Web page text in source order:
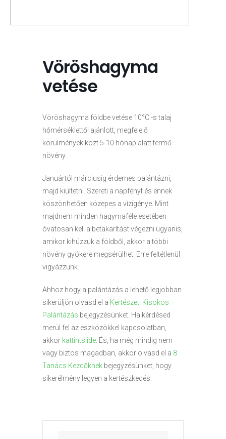
Vöröshagyma
vetése
Vöröshagyma földbe vetése 10°C -s talaj
hőmérséklettől ajánlott, megfelelő
körülmények közt 5-10 hónap alatt termő
növény.
Januártól márciusig érdemes palántázni,
majd kiültetni. Szereti a napfényt és ennek
köszönhetően közepes a vízigénye. Mint
majdnem minden hagymaféle esetében
óvatosan kell a betakarítást végezni ugyanis,
amikor kihúzzuk a földből, akkor a többi
növény gyökere megsérülhet. Erre feltétlenül
vigyázzunk.
Ahhoz hogy a palántázás a lehető legjobban
sikerüljön olvasd el a Kertészeti Kisokos –
Palántázás bejegyzésünket. Ha kérdésed
merül fel az eszközökkel kapcsolatban,
akkor kattints ide . És, ha még mindig nem
vagy biztos magadban, akkor olvasd el a 8
Tanács Kezdőknek bejegyzésünket, hogy
sikerélmény legyen a kertészkedés.